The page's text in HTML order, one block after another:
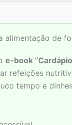
alimentação de
e-book
refeições
tempo e